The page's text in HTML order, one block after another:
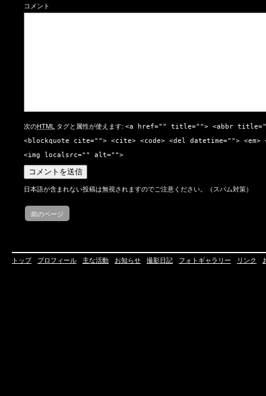
コメント
次のHTML タグと属性が使えます: <a href="" title=""> <abbr
<blockquote cite=""> <cite> <code> <del datetime="">
<img localsrc="" alt="">
日本語が含まれない投稿は無視されますのでご注意ください。（スパム対策）
前のページ
トップ プロフィール 主な活動 お知らせ 撮影日記 フォトギャラリー リンク